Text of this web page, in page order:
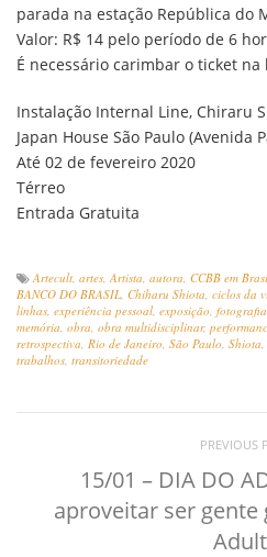
parada na estação República do
Valor: R$ 14 pelo período de 6
É necessário carimbar o ticket na
Instalação Internal Line, Chiraru
Japan House São Paulo (Avenida
Até 02 de fevereiro 2020
Térreo
Entrada Gratuita
Artecult artes Artista autora CCBB em
BANCO DO BRASIL Chiharu Shiota ciclos da
linhas experiência pessoal exposição
memória obra obra multidisciplinar,
retrospectiva Rio de Janeiro São Paulo Shiota
trabalhos transitoriedade
PREVIOUS
15/01 – DIA DO
aproveitar ser gente